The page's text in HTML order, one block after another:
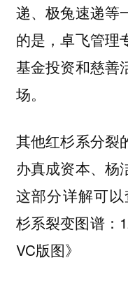
递、极兔速递等
的是，卓飞管理
基金投资和慈善
场。
其他红杉系分裂
办真成资本、杨
这部分详解可
杉系裂变图谱：
VC版图》